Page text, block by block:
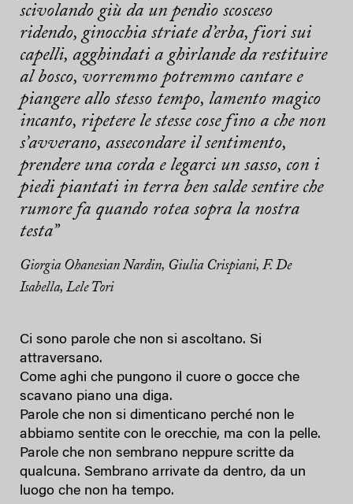
scivolando giù da un pendio scosceso
ridendo, ginocchia striate d’erba, fiori sui
capelli, agghindati a ghirlande da restituire
al bosco, vorremmo potremmo cantare e
piangere allo stesso tempo, lamento magico
incanto, ripetere le stesse cose fino a che non
s’avverano, assecondare il sentimento,
prendere una corda e legarci un sasso, con i
piedi piantati in terra ben salde sentire che
rumore fa quando rotea sopra la nostra
testa”
Giorgia Ohanesian Nardin, Giulia Crispiani, F. De
Isabella, Lele Tori
Ci sono parole che non si ascoltano. Si
attraversano.
Come aghi che pungono il cuore o gocce che
scavano piano una diga.
Parole che non si dimenticano perché non le
abbiamo sentite con le orecchie, ma con la pelle.
Parole che non sembrano neppure scritte da
qualcuna. Sembrano arrivate da dentro, da un
luogo che non ha tempo.